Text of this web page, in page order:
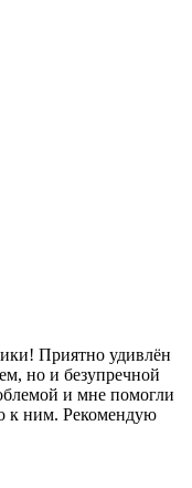
Приятно удивлён
но и безупречной
и мне помогли
к ним. Рекомендую